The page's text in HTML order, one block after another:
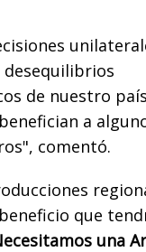
de nuestro
a
comentó.
que
una